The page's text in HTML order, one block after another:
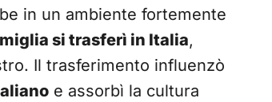
in un ambiente fortemente
si trasferì in Italia,
Il trasferimento influenzò
e assorbì la cultura